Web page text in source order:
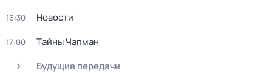
16:30 Новости
17:00
Тaйны Чапман
Будущие передачи